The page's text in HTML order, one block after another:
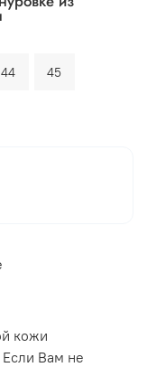
44 45
кожи
Если Вам не